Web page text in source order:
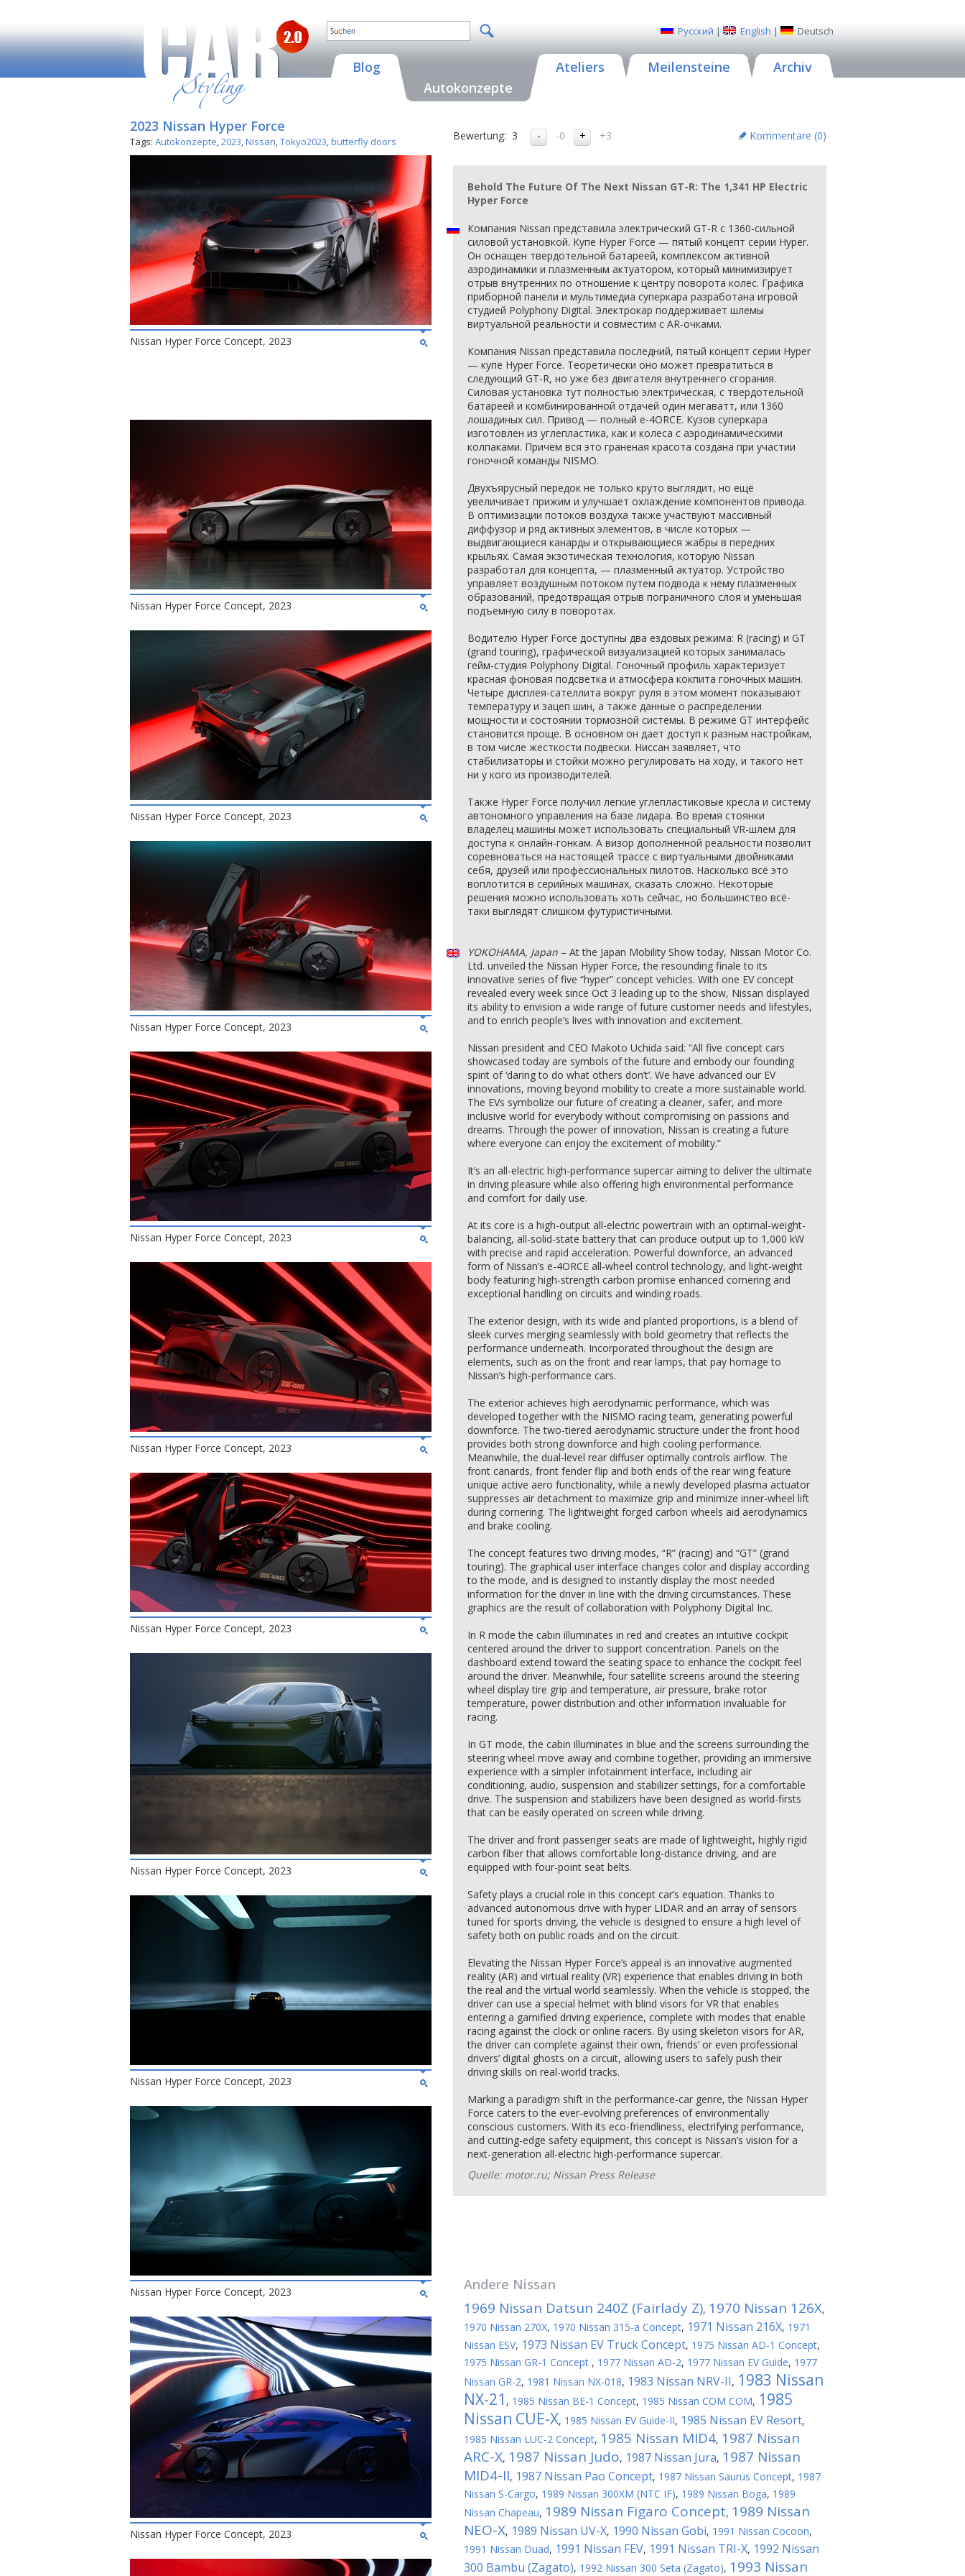
Русский | English | Deutsch
Blog
Autokonzepte
Ateliers Meilensteine Archiv
2023 Nissan Hyper Force
Tags: Autokonzepte,2023,Nissan,Tokyo2023,butterfly doors
Nissan Hyper Force Concept, 2023
Nissan Hyper Force Concept, 2023
Nissan Hyper Force Concept, 2023
Nissan Hyper Force Concept, 2023
Nissan Hyper Force Concept, 2023
Nissan Hyper Force Concept, 2023
Nissan Hyper Force Concept, 2023
Nissan Hyper Force Concept, 2023
Nissan Hyper Force Concept, 2023
Nissan Hyper Force Concept, 2023
Nissan Hyper Force Concept, 2023
Bewertung: 3 -0 +3 Kommentare (0)
Behold The Future Of The Next Nissan GT-R: The 1,341 HP Electric
Hyper Force
Компания Nissan представила электрический GT-R с 1360-сильной
силовой установкой. Купе Hyper Force — пятый концепт серии Hyper.
Он оснащен твердотельной батареей, комплексом активной
аэродинамики и плазменным актуатором, который минимизирует
отрыв внутренних по отношение к центру поворота колес. Графика
приборной панели и мультимедиа суперкара разработана игровой
студией Polyphony Digital. Электрокар поддерживает шлемы
виртуальной реальности и совместим с AR-очками.
Компания Nissan представила последний, пятый концепт серии Hyper
— купе Hyper Force. Теоретически оно может превратиться в
следующий GT-R, но уже без двигателя внутреннего сгорания.
Силовая установка тут полностью электрическая, с твердотельной
батареей и комбинированной отдачей один мегаватт, или 1360
лошадиных сил. Привод — полный e-4ORCE. Кузов суперкара
изготовлен из углепластика, как и колеса с аэродинамическими
колпаками. Причем вся это граненая красота создана при участии
гоночной команды NISMO.
Двухъярусный передок не только круто выглядит, но ещё
увеличивает прижим и улучшает охлаждение компонентов привода.
В оптимизации потоков воздуха также участвуют массивный
диффузор и ряд активных элементов, в числе которых —
выдвигающиеся канарды и открывающиеся жабры в передних
крыльях. Самая экзотическая технология, которую Nissan
разработал для концепта, — плазменный актуатор. Устройство
управляет воздушным потоком путем подвода к нему плазменных
образований, предотвращая отрыв пограничного слоя и уменьшая
подъемную силу в поворотах.
Водителю Hyper Force доступны два ездовых режима: R (racing) и GT
(grand touring), графической визуализацией которых занималась
гейм-студия Polyphony Digital. Гоночный профиль характеризует
красная фоновая подсветка и атмосфера кокпита гоночных машин.
Четыре дисплея-сателлита вокруг руля в этом момент показывают
температуру и зацеп шин, а также данные о распределении
мощности и состоянии тормозной системы. В режиме GT интерфейс
становится проще. В основном он дает доступ к разным настройкам,
в том числе жесткости подвески. Ниссан заявляет, что
стабилизаторы и стойки можно регулировать на ходу, и такого нет
ни у кого из производителей.
Также Hyper Force получил легкие углепластиковые кресла и систему
автономного управления на базе лидара. Во время стоянки
владелец машины может использовать специальный VR-шлем для
доступа к онлайн-гонкам. А визор дополненной реальности позволит
соревноваться на настоящей трассе с виртуальными двойниками
себя, друзей или профессиональных пилотов. Насколько всё это
воплотится в серийных машинах, сказать сложно. Некоторые
решения можно использовать хоть сейчас, но большинство всё-
таки выглядят слишком футуристичными.
YOKOHAMA, Japan – At the Japan Mobility Show today, Nissan Motor Co.
Ltd. unveiled the Nissan Hyper Force, the resounding finale to its
innovative series of five “hyper” concept vehicles. With one EV concept
revealed every week since Oct 3 leading up to the show, Nissan displayed
its ability to envision a wide range of future customer needs and lifestyles,
and to enrich people’s lives with innovation and excitement.
Nissan president and CEO Makoto Uchida said: “All five concept cars
showcased today are symbols of the future and embody our founding
spirit of ‘daring to do what others don’t’. We have advanced our EV
innovations, moving beyond mobility to create a more sustainable world.
The EVs symbolize our future of creating a cleaner, safer, and more
inclusive world for everybody without compromising on passions and
dreams. Through the power of innovation, Nissan is creating a future
where everyone can enjoy the excitement of mobility.”
It’s an all-electric high-performance supercar aiming to deliver the ultimate
in driving pleasure while also offering high environmental performance
and comfort for daily use.
At its core is a high-output all-electric powertrain with an optimal-weight-
balancing, all-solid-state battery that can produce output up to 1,000 kW
with precise and rapid acceleration. Powerful downforce, an advanced
form of Nissan’s e-4ORCE all-wheel control technology, and light-weight
body featuring high-strength carbon promise enhanced cornering and
exceptional handling on circuits and winding roads.
The exterior design, with its wide and planted proportions, is a blend of
sleek curves merging seamlessly with bold geometry that reflects the
performance underneath. Incorporated throughout the design are
elements, such as on the front and rear lamps, that pay homage to
Nissan’s high-performance cars.
The exterior achieves high aerodynamic performance, which was
developed together with the NISMO racing team, generating powerful
downforce. The two-tiered aerodynamic structure under the front hood
provides both strong downforce and high cooling performance.
Meanwhile, the dual-level rear diffuser optimally controls airflow. The
front canards, front fender flip and both ends of the rear wing feature
unique active aero functionality, while a newly developed plasma actuator
suppresses air detachment to maximize grip and minimize inner-wheel lift
during cornering. The lightweight forged carbon wheels aid aerodynamics
and brake cooling.
The concept features two driving modes, “R” (racing) and “GT” (grand
touring). The graphical user interface changes color and display according
to the mode, and is designed to instantly display the most needed
information for the driver in line with the driving circumstances. These
graphics are the result of collaboration with Polyphony Digital Inc.
In R mode the cabin illuminates in red and creates an intuitive cockpit
centered around the driver to support concentration. Panels on the
dashboard extend toward the seating space to enhance the cockpit feel
around the driver. Meanwhile, four satellite screens around the steering
wheel display tire grip and temperature, air pressure, brake rotor
temperature, power distribution and other information invaluable for
racing.
In GT mode, the cabin illuminates in blue and the screens surrounding the
steering wheel move away and combine together, providing an immersive
experience with a simpler infotainment interface, including air
conditioning, audio, suspension and stabilizer settings, for a comfortable
drive. The suspension and stabilizers have been designed as world-firsts
that can be easily operated on screen while driving.
The driver and front passenger seats are made of lightweight, highly rigid
carbon fiber that allows comfortable long-distance driving, and are
equipped with four-point seat belts.
Safety plays a crucial role in this concept car’s equation. Thanks to
advanced autonomous drive with hyper LIDAR and an array of sensors
tuned for sports driving, the vehicle is designed to ensure a high level of
safety both on public roads and on the circuit.
Elevating the Nissan Hyper Force’s appeal is an innovative augmented
reality (AR) and virtual reality (VR) experience that enables driving in both
the real and the virtual world seamlessly. When the vehicle is stopped, the
driver can use a special helmet with blind visors for VR that enables
entering a gamified driving experience, complete with modes that enable
racing against the clock or online racers. By using skeleton visors for AR,
the driver can complete against their own, friends’ or even professional
drivers’ digital ghosts on a circuit, allowing users to safely push their
driving skills on real-world tracks.
Marking a paradigm shift in the performance-car genre, the Nissan Hyper
Force caters to the ever-evolving preferences of environmentally
conscious customers. With its eco-friendliness, electrifying performance,
and cutting-edge safety equipment, this concept is Nissan’s vision for a
next-generation all-electric high-performance supercar.
Quelle: motor.ru; Nissan Press Release
Andere Nissan
1969 Nissan Datsun 240Z (Fairlady Z), 1970 Nissan 126X,
1970 Nissan 270X, 1970 Nissan 315-a Concept, 1971 Nissan 216X, 1971
Nissan ESV, 1973 Nissan EV Truck Concept, 1975 Nissan AD-1 Concept,
1975 Nissan GR-1 Concept , 1977 Nissan AD-2, 1977 Nissan EV Guide, 1977
Nissan GR-2, 1981 Nissan NX-018, 1983 Nissan NRV-II, 1983 Nissan
NX-21 , 1985 Nissan BE-1 Concept, 1985 Nissan COM COM, 1985
Nissan CUE-X, 1985 Nissan EV Guide-II, 1985 Nissan EV Resort,
1985 Nissan LUC-2 Concept, 1985 Nissan MID4, 1987 Nissan
ARC-X, 1987 Nissan Judo, 1987 Nissan Jura, 1987 Nissan
MID4-II, 1987 Nissan Pao Concept, 1987 Nissan Saurus Concept, 1987
Nissan S-Cargo, 1989 Nissan 300XM (NTC IF), 1989 Nissan Boga, 1989
Nissan Chapeau, 1989 Nissan Figaro Concept, 1989 Nissan
NEO-X, 1989 Nissan UV-X, 1990 Nissan Gobi, 1991 Nissan Cocoon,
1991 Nissan Duad, 1991 Nissan FEV, 1991 Nissan TRI-X, 1992 Nissan
300 Bambu (Zagato), 1992 Nissan 300 Seta (Zagato), 1993 Nissan